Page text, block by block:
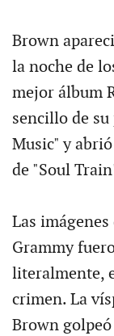
Brown
la noche de
mejor álbum
sencillo de
Music" y
de "Soul
Las
Grammy
literalmente,
crimen. La
Brown